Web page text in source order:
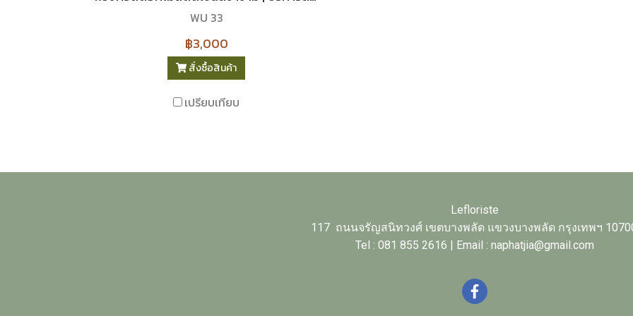
WU 33
฿3,000
สั่งซื้อสินค้า
เปรียบเทียบ
Lefloriste
117 ถนนจรัญสนิทวงศ์ เขตบางพลัด แขวงบางพลัด กรุงเทพฯ
Tel : 081 855 2616 | Email : naphatjia@gmail.com